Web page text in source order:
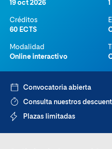
19 oct 2026
Créditos
60 ECTS
Modalidad
Online interactivo
Convocatoria abierta
Consulta nuestros
Plazas limitadas